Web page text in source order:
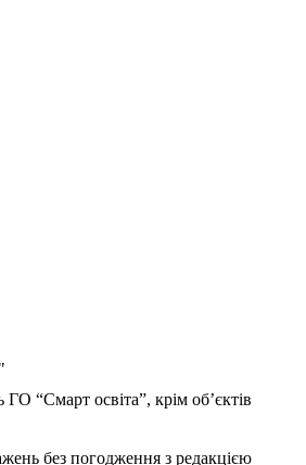
“Смарт освіта”, крім об’єктів
без погодження з редакцією